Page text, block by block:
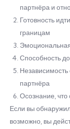
партнёра и
Готовность
границам
Способность
партнёра
Осознание,
Если вы
возможно, вы